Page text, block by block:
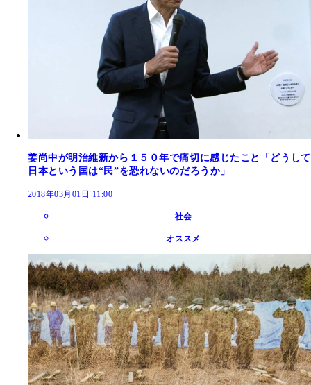
姜尚中が明治維新から１５０年で痛切に感じたこと「どうして
日本という国は“民”を恐れないのだろうか」
2018年03月01日 11:00
社会
オススメ